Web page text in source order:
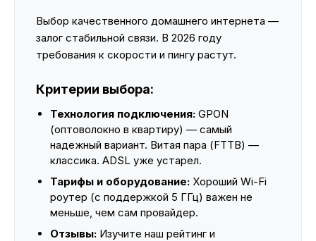
Выбор качественного домашнего интернета —
залог стабильной связи. В 2026 году
требования к скорости и пингу растут.
Критерии выбора:
Технология подключения: GPON
(оптоволокно в квартиру) — самый
надежный вариант. Витая пара (FTTB) —
классика. ADSL уже устарел.
Тарифы и оборудование: Хороший Wi-Fi
роутер (с поддержкой 5 ГГц) важен не
меньше, чем сам провайдер.
Отзывы: Изучите наш рейтинг и